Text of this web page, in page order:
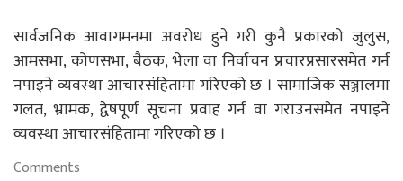
सार्वजनिक आवागमनमा अवरोध हुने गरी कुनै प्रकारको जुलुस,
आमसभा, कोणसभा, बैठक, भेला वा निर्वाचन प्रचारप्रसारसमेत गर्न
नपाइने व्यवस्था आचारसंहितामा गरिएको छ । सामाजिक सञ्जालमा
गलत, भ्रामक, द्वेषपूर्ण सूचना प्रवाह गर्न वा गराउनसमेत नपाइने
व्यवस्था आचारसंहितामा गरिएको छ ।
Comments